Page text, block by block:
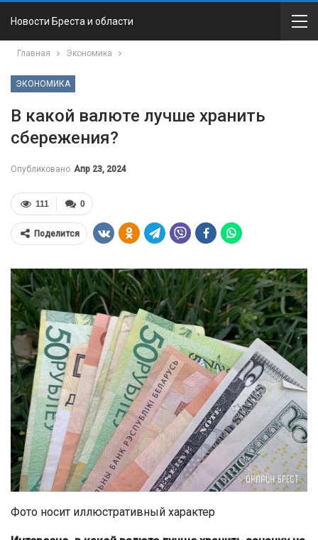
Новости Бреста и области
Главная Экономика
ЭКОНОМИКА
В какой валюте лучше хранить
сбережения?
Опубликовано Апр 23, 2024
0
111
Поделится
Фото носит иллюстративный характер